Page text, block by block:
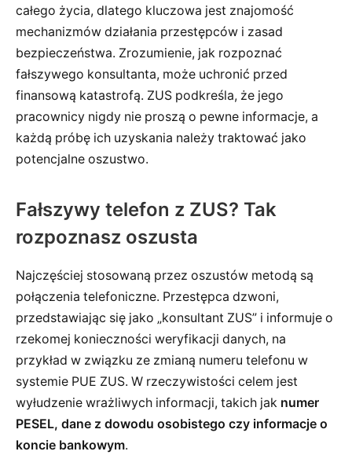
całego życia, dlatego kluczowa jest znajomość
mechanizmów działania przestępców i zasad
bezpieczeństwa. Zrozumienie, jak rozpoznać
fałszywego konsultanta, może uchronić przed
finansową katastrofą. ZUS podkreśla, że jego
pracownicy nigdy nie proszą o pewne informacje, a
każdą próbę ich uzyskania należy traktować jako
potencjalne oszustwo.
Fałszywy telefon z ZUS? Tak
rozpoznasz oszusta
Najczęściej stosowaną przez oszustów metodą są
połączenia telefoniczne. Przestępca dzwoni,
przedstawiając się jako „konsultant ZUS” i informuje o
rzekomej konieczności weryfikacji danych, na
przykład w związku ze zmianą numeru telefonu w
systemie PUE ZUS. W rzeczywistości celem jest
wyłudzenie wrażliwych informacji, takich jak numer
PESEL, dane z dowodu osobistego czy informacje o
koncie bankowym.